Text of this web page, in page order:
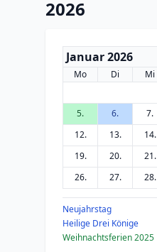
2026
Januar 2026
Mo Di Mi
5.
6. 7.
12.
13. 14.
19.
20. 21.
26.
27. 28.
Neujahrstag
Heilige Drei Könige
Weihnachtsferien 2025